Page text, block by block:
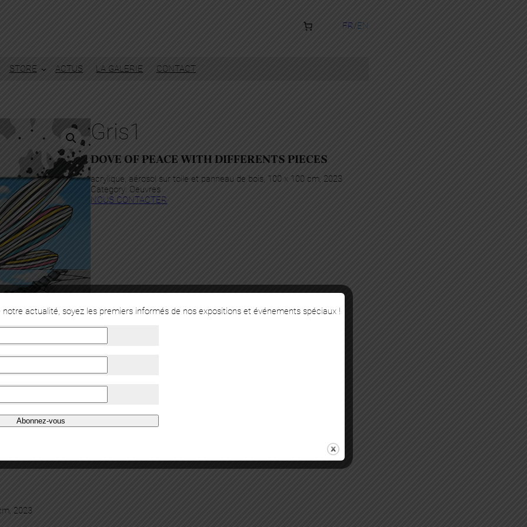
FR EN
STORE ACTUS LA GALERIE CONTACT
Gris1
DOVE OF PEACE WITH DIFFERENTS PIECES
acrylique, aérosol sur toile et panneau de bois, 100 x 100 cm, 2023
Category: Oeuvres
NOUS CONTACTER
2023
actualité, soyez les premiers informés de nos expositions et événements spéciaux !
Abonnez-vous